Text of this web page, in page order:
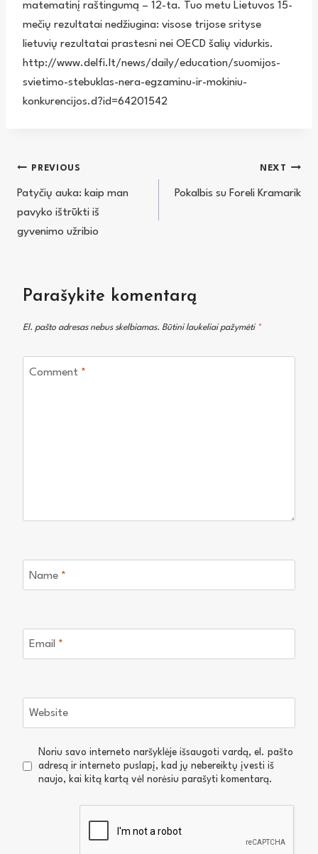
matematinį raštingumą – 12-ta. Tuo metu Lietuvos 15-
mečių rezultatai nedžiugina: visose trijose srityse
lietuvių rezultatai prastesni nei OECD šalių vidurkis.
http://www.delfi.lt/news/daily/education/suomijos-
svietimo-stebuklas-nera-egzaminu-ir-mokiniu-
konkurencijos.d?id=64201542
Navigacija
tarp
įrašų
PREVIOUS
Patyčių auka: kaip man
pavyko ištrūkti iš
gyvenimo užribio
NEXT
Pokalbis su Foreli Kramarik
Parašykite komentarą
El. pašto adresas nebus skelbiamas. Būtini laukeliai pažymėti *
Comment *
Name *
Email *
Website
Noriu savo interneto naršyklėje išsaugoti vardą, el. pašto
adresą ir interneto puslapį, kad jų nebereiktų įvesti iš
naujo, kai kitą kartą vėl norėsiu parašyti komentarą.